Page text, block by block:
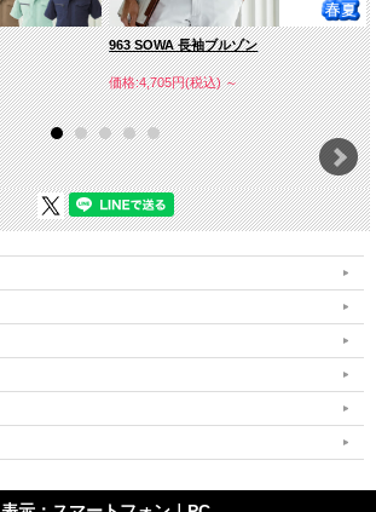
963 SOWA 長袖ブルゾン
価格:4,705円(税込)～